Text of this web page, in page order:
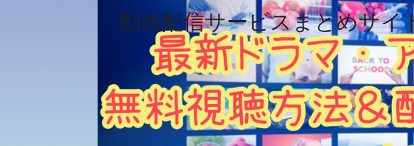
動画配信サービスまとめサイ